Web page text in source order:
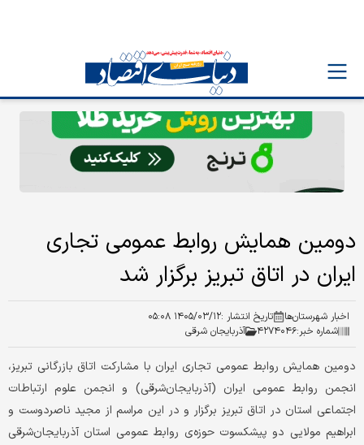
​دومین همایش روابط عمومی تجاری
ایران در اتاق تبریز برگزار شد
اخبار شهرستان‌ها تاریخ انتشار :۱۴۰۵/۰۳/۱۲ ۰۵:۰۸
شماره خبر:۴۲۷۴۰۴۶ آذربایجان شرقی
​دومین همایش روابط عمومی تجاری ایران با مشارکت اتاق بازرگانی تبریز،
انجمن روابط عمومی ایران (آذربایجان‌شرقی) و انجمن علوم ارتباطات
اجتماعی استان در اتاق تبریز برگزار و در این مراسم از مجید ناصردوست و
ابراهیم مولایی دو پیشکسوت حوزه‌ی روابط عمومی استان آذربایجان‌شرقی